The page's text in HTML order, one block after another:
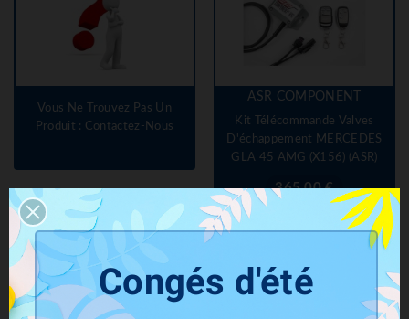
Vous Ne Trouvez Pas Un
Produit : Contactez-Nous
ASR COMPONENT
Kit Télécommande Valves
D'échappement MERCEDES
GLA 45 AMG (X156) (ASR)
Prix365,00 €
Congés d'été